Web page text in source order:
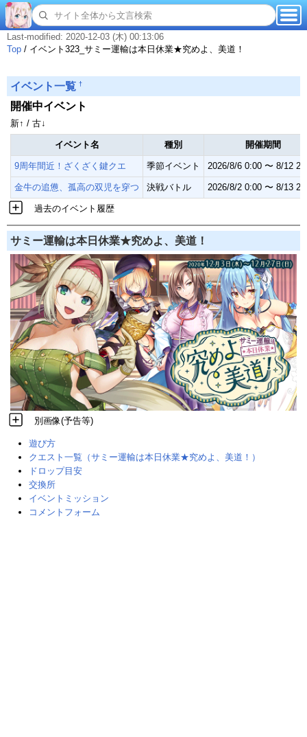
Last-modified: 2020-12-03 (木) 00:13:06
Top / イベント323_サミー運輸は本日休業★究めよ、美道！
イベント一覧 †
開催中イベント
新↑ / 古↓
イベント名 種別 開催期間
9周年間近！ざくざく鍵クエ 季節イベント 2026/8/6 0:00 〜 8/12
金牛の追憊、孤高の双児を穿つ 決戦バトル 2026/8/2 0:00 〜 8/13
過去のイベント履歴
サミー運輸は本日休業★究めよ、美道！
別画像(予告等)
遊び方
クエスト一覧（サミー運輸は本日休業★究めよ、美道！）
ドロップ目安
交換所
イベントミッション
コメントフォーム